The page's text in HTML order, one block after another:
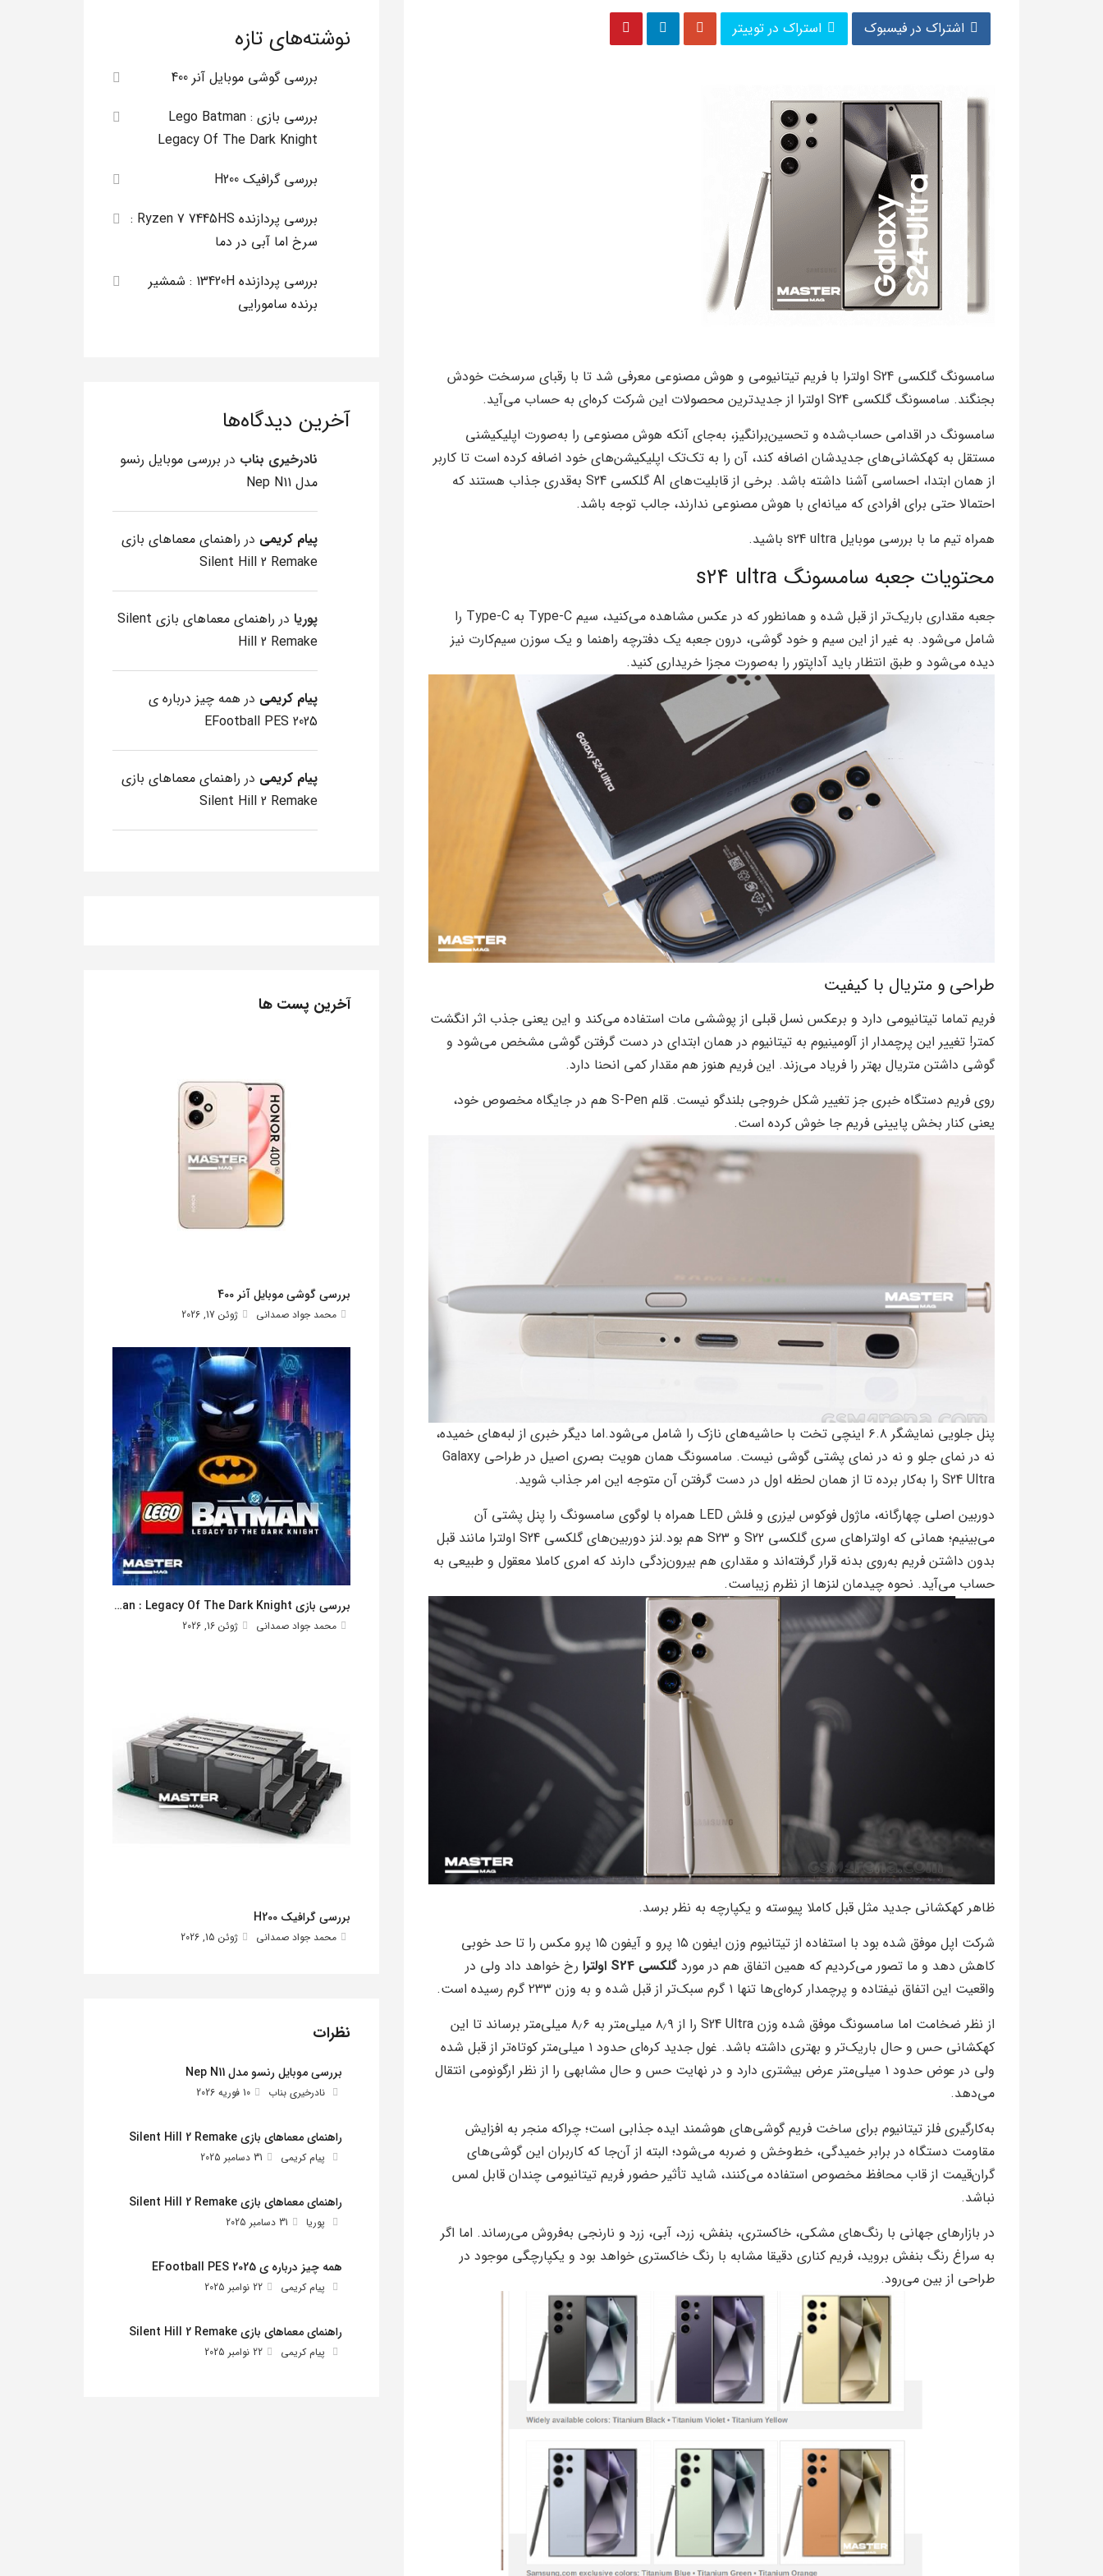
اشتراک در فیسبوک استراک در توییتر
سامسونگ گلکسی S24 اولترا با فریم تیتانیومی و هوش مصنوعی معرفی شد تا با رقبای سرسخت خودش
بجنگند. سامسونگ گلکسی S24 اولترا از جدیدترین محصولات این شرکت کره‌ای به حساب می‌آید.
سامسونگ در اقدامی حساب‌شده و تحسین‌برانگیز، به‌جای آنکه هوش مصنوعی را به‌صورت اپلیکیشنی
مستقل به کهکشانی‌های جدیدشان اضافه کند، آن را به تک‌تک اپلیکیشن‌های خود اضافه کرده است تا کاربر
از همان ابتدا، احساسی آشنا داشته باشد. برخی از قابلیت‌های AI گلکسی S24 به‌قدری جذاب هستند که
احتمالا حتی برای افرادی که میانه‌ای با هوش مصنوعی ندارند، جالب توجه باشد.
همراه تیم ما با بررسی موبایل s24 ultra باشید.
محتویات جعبه سامسونگ s24 ultra
جعبه‌ مقداری باریک‌تر از قبل شده و همانطور که در عکس مشاهده می‌کنید، سیم Type-C به Type-C را
شامل می‌شود. به غیر از این سیم و خود گوشی، درون جعبه یک دفترچه راهنما و یک سوزن سیم‌کارت نیز
دیده می‌شود و طبق انتظار باید آداپتور را به‌صورت مجزا خریداری کنید.
طراحی و متریال با کیفیت
فریم تماما تیتانیومی دارد و برعکس نسل قبلی از پوششی مات استفاده می‌کند و این یعنی جذب اثر انگشت
کمتر! تغییر این پرچمدار از آلومینیوم به تیتانیوم در همان ابتدای در دست گرفتن گوشی مشخص می‌شود و
گوشی داشتن متریال بهتر را فریاد می‌زند. این فریم هنوز هم مقدار کمی انحنا دارد.
روی فریم دستگاه خبری جز تغییر شکل خروجی بلندگو نیست. قلم S-Pen هم در جایگاه مخصوص خود،
یعنی کنار بخش پایینی فریم جا خوش کرده است.
پنل جلویی نمایشگر ۶.۸ اینچی تخت با حاشیه‌های نازک را شامل می‌شود.اما دیگر خبری از لبه‌های خمیده،
نه در نمای جلو و نه در نمای پشتی گوشی نیست. سامسونگ همان هویت بصری اصیل در طراحی Galaxy
S24 Ultra را به‌‌‌کار برده تا از همان لحظه اول در دست گرفتن آن متوجه این امر جذاب شوید.
دوربین اصلی چهارگانه، ماژول فوکوس لیزری و فلش LED همراه با لوگوی سامسونگ را پنل پشتی آن
می‌‌بینیم؛ همانی که اولتراهای سری گلکسی S22 و S23 هم بود.لنز دوربین‌های گلکسی S24 اولترا مانند قبل
بدون داشتن فریم به‌روی بدنه قرار گرفته‌اند و مقداری هم بیرون‌زدگی دارند که امری کاملا معقول و طبیعی به
حساب می‌آید. نحوه چیدمان لنزها از نظرم زیباست.
ظاهر کهکشانی جدید مثل قبل کاملا پیوسته و یکپارچه به نظر برسد.
شرکت اپل موفق شده بود با استفاده از تیتانیوم وزن ایفون ۱۵ پرو و آیفون ۱۵ پرو مکس را تا حد خوبی
کاهش دهد و ما تصور می‌کردیم که همین اتفاق هم در مورد گلکسی S24 اولترا
رخ خواهد داد ولی در
واقعیت این اتفاق نیفتاده و پرچمدار کره‌ای‌ها تنها ۱ گرم‌ سبک‌تر از قبل شده و به وزن ۲۳۳ گرم رسیده است.
از نظر ضخامت اما سامسونگ موفق شده وزن S24 Ultra را از ۸٫۹ میلی‌متر به ۸٫۶ میلی‌متر برساند تا این
کهکشانی حس و حال باریک‌تر و بهتری داشته باشد. غول جدید کره‌ای حدود ۱ میلی‌متر کوتاه‌تر از قبل شده
ولی در عوض حدود ۱ میلی‌متر عرض بیشتری دارد و در نهایت حس و حال مشابهی را از نظر ارگونومی انتقال
می‌دهد.
به‌کارگیری فلز تیتانیوم برای ساخت فریم گوشی‌های هوشمند ایده جذابی است؛ چراکه منجر به افزایش
مقاومت دستگاه در برابر خمیدگی، خط‌‌و‌خش و ضربه می‌‌‌شود؛ البته از آن‌جا که کاربران این گوشی‌های
گران‌قیمت از قاب محافظ مخصوص استفاده می‌کنند، شاید تأثیر حضور فریم تیتانیومی چندان قابل لمس
نباشد.
در بازارهای جهانی با رنگ‌های مشکی، خاکستری، بنفش، زرد، آبی، زرد و نارنجی به‌فروش می‌رساند. اما اگر
به سراغ رنگ بنفش بروید، فریم کناری دقیقا مشابه با رنگ خاکستری خواهد بود و یکپارچگی موجود در
طراحی از بین می‌رود.
نوشته‌های تازه
بررسی گوشی موبایل آنر 400
بررسی بازی Lego Batman :
Legacy Of The Dark Knight
بررسی گرافیک H200
بررسی پردازنده Ryzen 7 7445HS :
سرخ اما آبی در دما
بررسی پردازنده 13420H : شمشیر
برنده سامورایی
آخرین دیدگاه‌ها
نادرخیری بناب در بررسی موبایل رنسو
مدل Nep N11
پیام کریمی در راهنمای معماهای بازی
Silent Hill 2 Remake
پوریا در
راهنمای معماهای بازی Silent
Hill 2 Remake
پیام کریمی در همه چیز درباره ی
EFootball PES 2025
پیام کریمی در راهنمای معماهای بازی
Silent Hill 2 Remake
آخرین پست ها
بررسی گوشی موبایل آنر 400
محمد جواد صمدانی ژوئن 17, 2026
بررسی بازی Lego Batman : Legacy Of The Dark Knight
محمد جواد صمدانی ژوئن 16, 2026
بررسی گرافیک H200
محمد جواد صمدانی ژوئن 15, 2026
نظرات
بررسی موبایل رنسو مدل Nep N11
نادرخیری بناب 10 فوریه 2026
راهنمای معماهای بازی Silent Hill 2 Remake
پیام کریمی 31 دسامبر 2025
راهنمای معماهای بازی Silent Hill 2 Remake
پوریا 31 دسامبر 2025
همه چیز درباره ی EFootball PES 2025
پیام کریمی 22 نوامبر 2025
راهنمای معماهای بازی Silent Hill 2 Remake
پیام کریمی 22 نوامبر 2025